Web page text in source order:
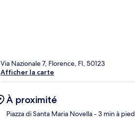
Via Nazionale 7, Florence, FI, 50123
Afficher la carte
À proximité
Piazza di Santa Maria Novella- 3 min à pied